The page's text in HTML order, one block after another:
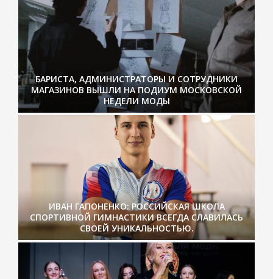
БАРИСТА, АДМИНИСТРАТОРЫ И СОТРУДНИКИ
МАГАЗИНОВ ВЫШЛИ НА ПОДИУМ МОСКОВСКОЙ
НЕДЕЛИ МОДЫ
ИВАН ГАПОНЕНКО: РОССИЙСКАЯ ШКОЛА
СПОРТИВНОЙ ГИМНАСТИКИ ВСЕГДА СЛАВИЛАСЬ
СВОЕЙ УНИКАЛЬНОСТЬЮ.